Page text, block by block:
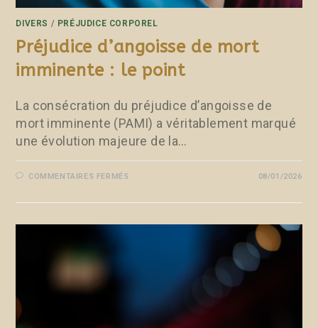
DIVERS / PRÉJUDICE CORPOREL
Préjudice d’angoisse de mort
imminente : le point
La consécration du préjudice d’angoisse de
mort imminente (PAMI) a véritablement marqué
une évolution majeure de la…
COMMENTAIRES FERMÉS 08/01/2026